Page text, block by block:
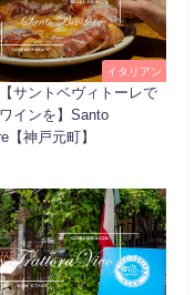
イタリアン
サントベヴィトーレで
インを】Santo
【神戸元町】